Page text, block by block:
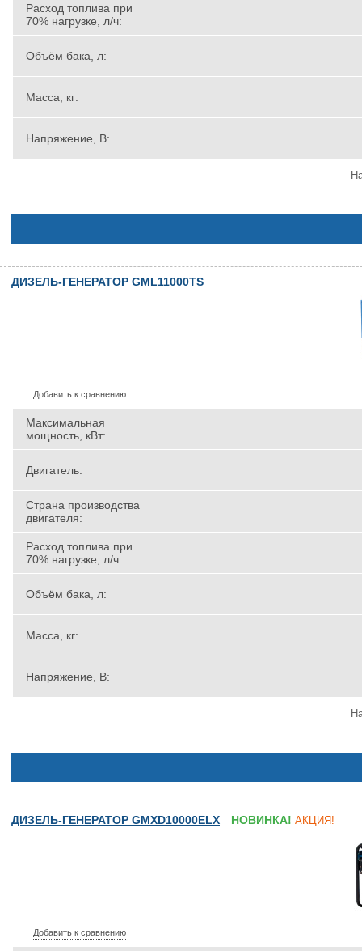
Расход топлива при
70% нагрузке, л/ч:
Объём бака, л:
Масса, кг:
Напряжение, В:
ДИЗЕЛЬ-ГЕНЕРАТОР GML11000TS
Добавить к сравнению
Максимальная
мощность, кВт:
Двигатель:
Страна производства
двигателя:
Расход топлива при
70% нагрузке, л/ч:
Объём бака, л:
Масса, кг:
Напряжение, В:
ДИЗЕЛЬ-ГЕНЕРАТОР GMXD10000ELX НОВИНКА! АКЦИЯ!
Добавить к сравнению